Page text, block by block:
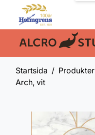
En del av:
Startsida Produkter
Arch, vit